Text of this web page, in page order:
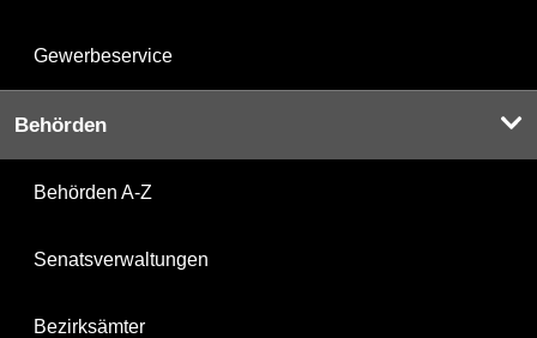
Gewerbeservice
Behörden
Behörden A-Z
Senatsverwaltungen
Bezirksämter